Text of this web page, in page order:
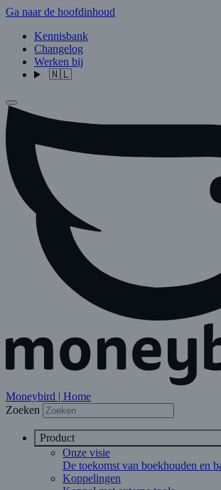
Ga naar de hoofdinhoud
Kennisbank
Changelog
Werken bij
🇳🇱
Moneybird | Home
Zoeken
Product
Onze visie
De toekomst van boekhouden en
Koppelingen